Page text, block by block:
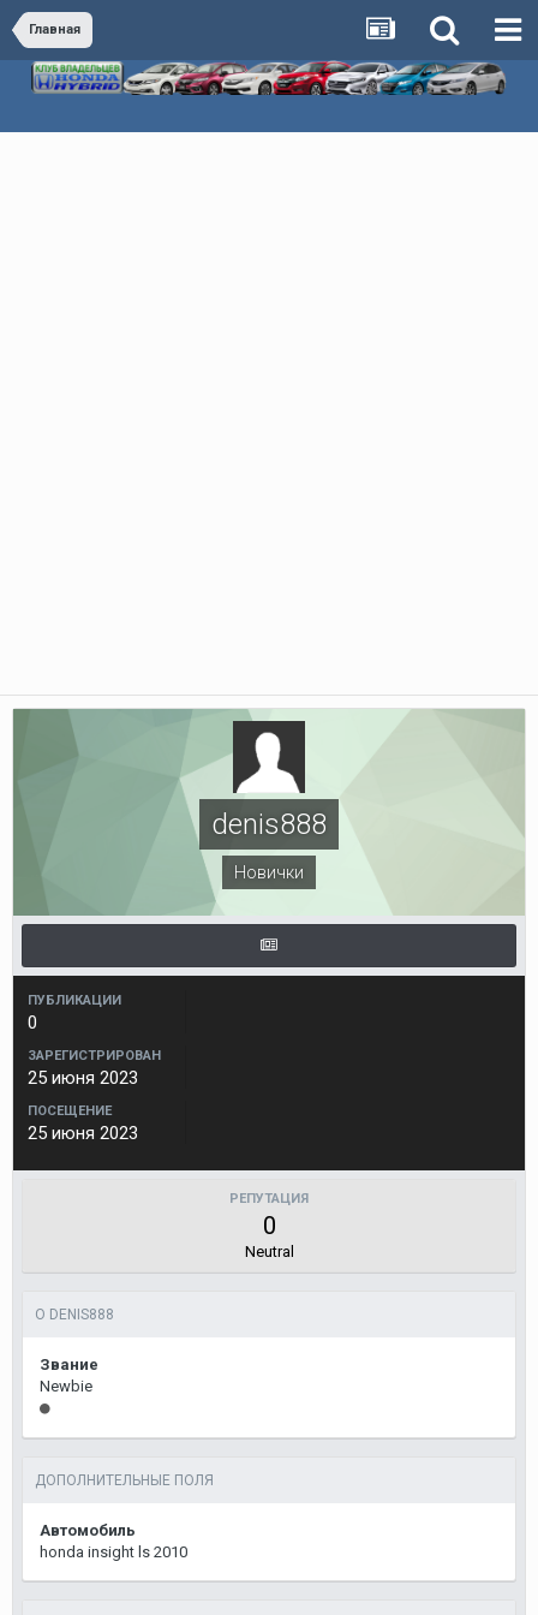
Главная
denis888
Новички
ПУБЛИКАЦИИ
0
ЗАРЕГИСТРИРОВАН
25 июня 2023
ПОСЕЩЕНИЕ
25 июня 2023
РЕПУТАЦИЯ
0
Neutral
О DENIS888
Звание
Newbie
ДОПОЛНИТЕЛЬНЫЕ ПОЛЯ
Автомобиль
honda insight ls 2010